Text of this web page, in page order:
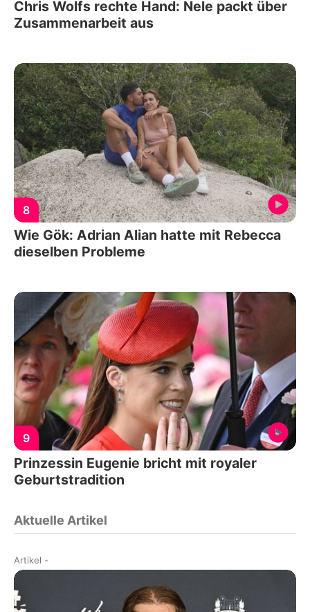
Chris Wolfs rechte Hand: Nele packt über
Zusammenarbeit aus
8
Wie Gök: Adrian Alian hatte mit Rebecca
dieselben Probleme
9
Prinzessin Eugenie bricht mit royaler
Geburtstradition
Aktuelle Artikel
Artikel -